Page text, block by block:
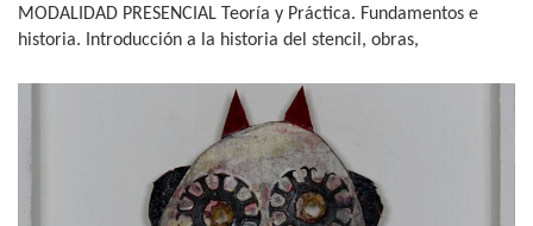
MODALIDAD PRESENCIAL Teoría y Práctica. Fundamentos e
historia. Introducción a la historia del stencil, obras,